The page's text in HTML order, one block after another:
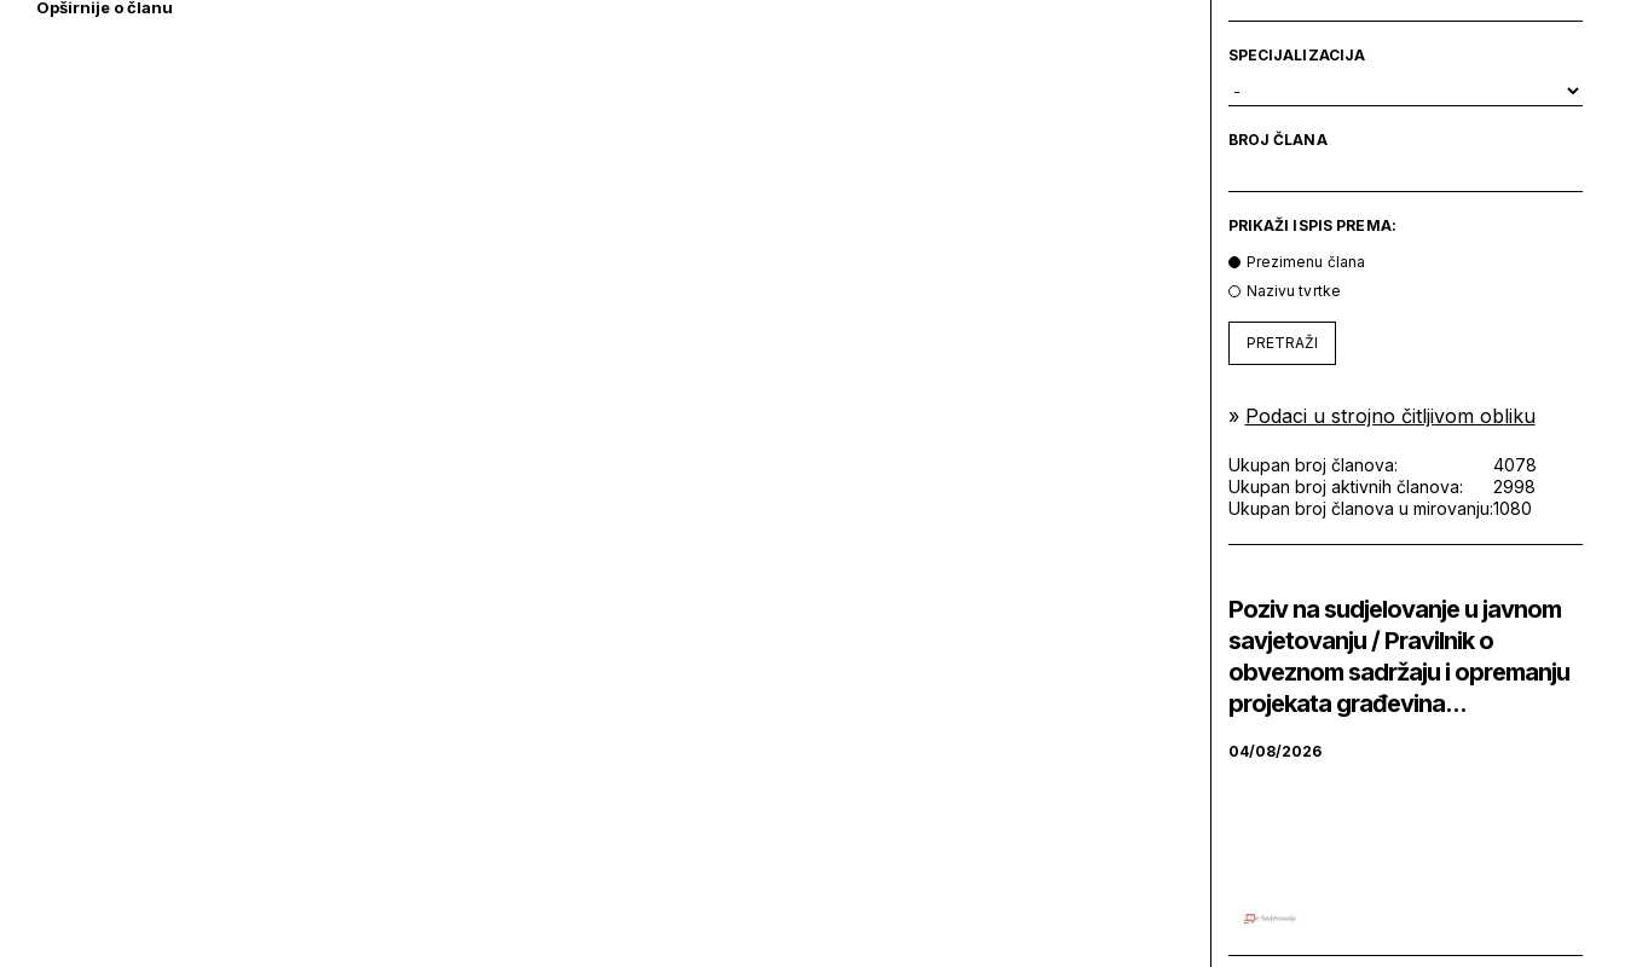
Opširnije o članu
SPECIJALIZACIJA
BROJ ČLANA
PRIKAŽI ISPIS PREMA:
Prezimenu člana
Nazivu tvrtke
PRETRAŽI
» Podaci u strojno čitljivom obliku
Ukupan broj članova:
4078
Ukupan broj aktivnih članova:
2998
Ukupan broj članova u mirovanju:1080
Poziv na sudjelovanje u javnom
savjetovanju / Pravilnik o
obveznom sadržaju i opremanju
projekata građevina...
04/08/2026